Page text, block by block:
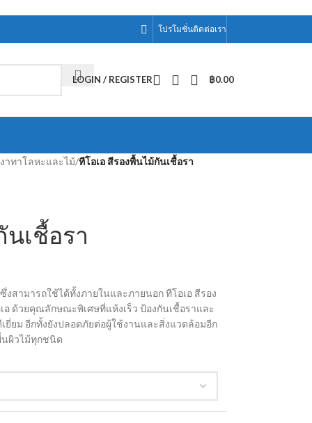
โปรโมชั่นติดต่อเรา
LOGIN / REGISTER ฿0.00
าทาโลหะและไม้/ทีโอเอ สีรองพื้นไม้กันเชื้อรา
เชื้อรา
สามารถใช้ได้ทั้งภายในและภายนอก ทีโอเอ สีรอง
อ ด้วยคุณลักษณะพิเศษที่แห้งเร็ว ป้องกันเชื้อราและ
ยี่ยม อีกทั้งยังปลอดภัยต่อผู้ใช้งานและสิ่งแวดล้อมอีก
นผิวไม้ทุกชนิด